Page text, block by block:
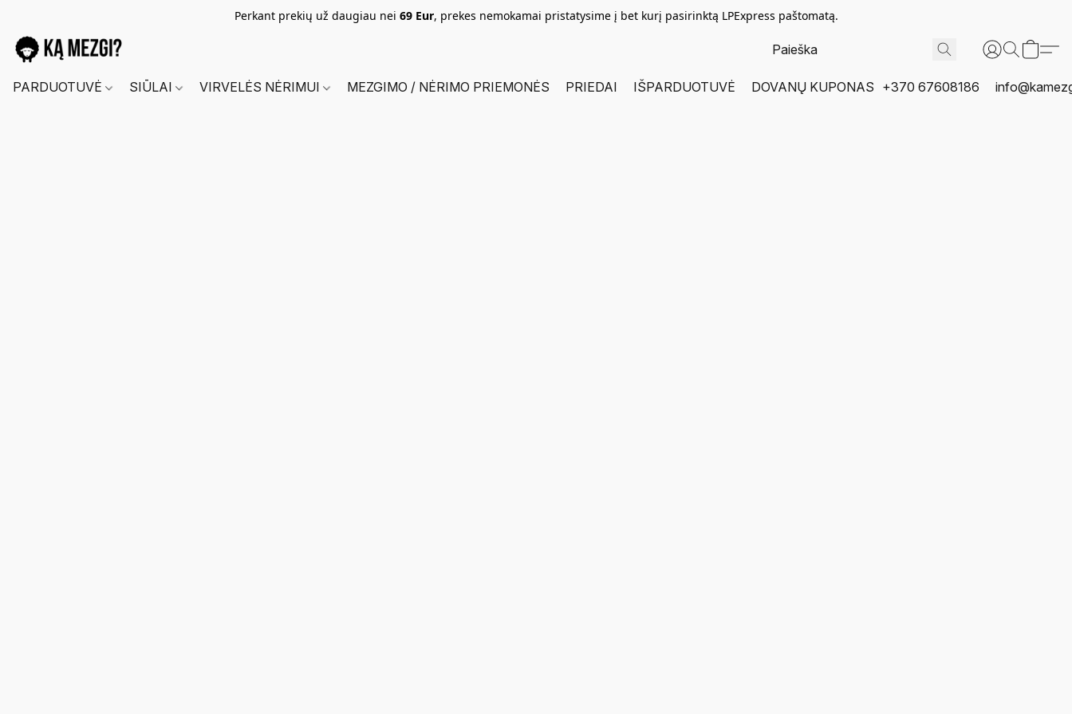
Perkant prekių už daugiau nei 69 Eur, prekes nemokamai pristatysime į bet kurį pasirinktą LPExpress paštomatą.
PARDUOTUVĖ SIŪLAI VIRVELĖS NĖRIMUI MEZGIMO / NĖRIMO PRIEMONĖS PRIEDAI IŠPARDUOTUVĖ DOVANŲ KUPONAS +370 67608186